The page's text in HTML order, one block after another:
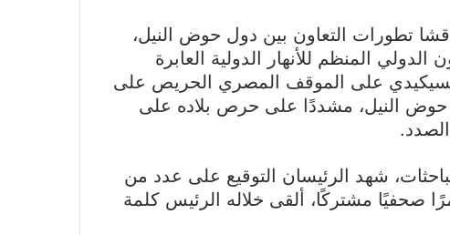
تطورات التعاون بين دول حوض النيل،
المنظم للأنهار الدولية العابرة
على الموقف المصري الحريص على
حوض النيل، مشددًا على حرص بلاده على
شهد الرئيسان التوقيع على عدد من
صحفيًا مشتركًا، ألقى خلاله الرئيس كلمة